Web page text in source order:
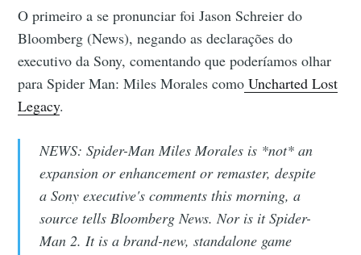
O primeiro a se pronunciar foi Jason Schreier do
Bloomberg (News), negando as declarações do
executivo da Sony, comentando que poderíamos olhar
para Spider Man: Miles Morales como Uncharted Lost
Legacy.
NEWS: Spider-Man Miles Morales is *not* an
expansion or enhancement or remaster, despite
a Sony executive's comments this morning, a
source tells Bloomberg News. Nor is it Spider-
Man 2. It is a brand-new, standalone game